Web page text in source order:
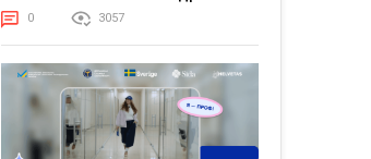
Тереном про життя в постійній
напрузі
0 3057